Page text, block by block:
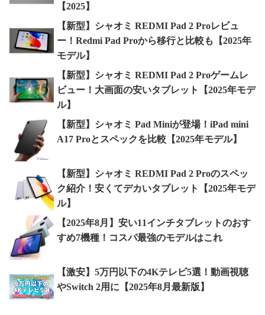
【2025】
【新型】シャオミ REDMI Pad 2 Proレビュ
ー！Redmi Pad Proから移行と比較も【2025年
モデル】
【新型】シャオミ REDMI Pad 2 Proゲームレ
ビュー！大画面の安いタブレット【2025年モデ
ル】
【新型】シャオミ Pad Miniが登場！iPad mini
A17 Proとスペックを比較【2025年モデル】
【新型】シャオミ REDMI Pad 2 Proのスペッ
ク紹介！安くてデカいタブレット【2025年モデ
ル】
【2025年8月】安い11インチタブレットのおす
すめ7機種！コスパ最強のモデルはこれ
【激安】5万円以下の4Kテレビ5選！動画視聴
やSwitch 2用に【2025年8月最新版】